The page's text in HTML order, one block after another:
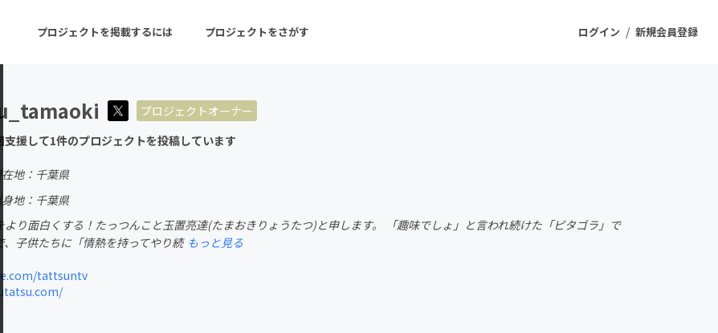
ログイン / 新規会員登録
プロジェクトを掲載するには プロジェクトをさがす
ーン 注目の新着プロジェクト
音楽
ゲーム・サービス開発 フード・飲食店
ファッション
チャレンジ
プロジェクトオーナー
支援して1件のプロジェクトを投稿しています
地：千葉県
身地：千葉県
より面白くする！たっつんこと玉置亮達(たまおきりょうたつ)と申します。 「趣味でしょ」と言われ続けた「ピタゴラ」で
、子供たちに「情熱を持ってやり続 もっと見る
tattsuntv